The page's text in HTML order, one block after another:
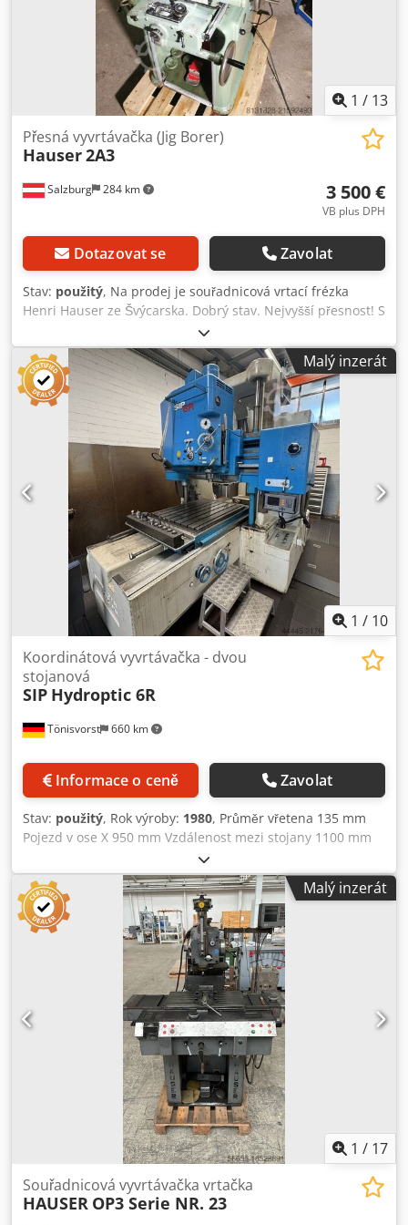
1 / 13
Salzburg 284 km
Přesná vyvrtávačka (Jig Borer)
Hauser2A3
3 500 €
VB plus DPH
Dotazovat se Zavolat
Stav: použitý, Na prodej je souřadnicová vrtací frézka
Henri Hauser ze Švýcarska. Dobrý stav. Nejvyšší přesnost! S
kvalitním digitálním odměřováním Fagor a dalším
příslušenstvím. Stroj běží bezchybně, bez vůlí. Originální
Hauserův přesný otočný stůl a centrovací mikroskop jsou
rovněž součástí. Plynule nastavitelná otáčková rychlost v
rozsahu 150 až 3000 ot./min. Chodpfx Asyw Tqqjh Iea
Motorický a jemný posuv osy Z. Upínání nástroje: MK0
Pojezdy: X: 200 mm, Y: 200 mm, Z: 250 mm Zdvih pinoly: 70
mm Ideální pro jemnou mechaniku, prototypovou výrobu a
nástrojárny s vysokými nároky na přesnost.
Malý inzerát
1 / 10
Tönisvorst 660 km
Koordinátová vyvrtávačka - dvou
stojanová
SIP Hydroptic 6R
Informace o ceně Zavolat
Stav: použitý, Rok výroby: 1980, Průměr vřetena 135 mm
Pojezd v ose X 950 mm Vzdálenost mezi stojany 1100 mm
Pojezd v ose Y 700 mm Vertikální nastavení příčného
nosníku 780 mm Vysunutí pinoly 300 mm Max. vzdálenost
mezi pracovním stolem a čelem vřetena 1000 mm Upínací
plocha stolu 1100x842 mm Zatížení stolu 1500 kg Otáčky
40-2000 ot/min Chsdpfxoy Ehwhj Ah Iea Rychlost posuvu 5-
1500 mm/min Elektrické provedení - napětí/frekvence
380/50 V/Hz Celkový příkon 8 kW Hmotnost stroje cca 9,5 t
Rozměry stroje cca 3,3x2,34x2,8 m Heidenhain ND 780
Otočný dělící stůl PI-5 Nástroje Přístroje pro nastavování
Malý inzerát
1 / 17
Souřadnicová vyvrtávačka vrtačka
HAUSER OP3 Serie NR. 23